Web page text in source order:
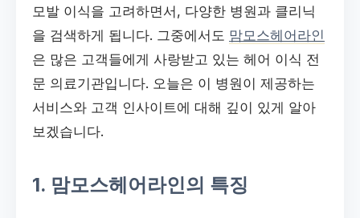
모발 이식을 고려하면서, 다양한 병원과 클리닉
을 검색하게 됩니다. 그중에서도 맘모스헤어라인
은 많은 고객들에게 사랑받고 있는 헤어 이식 전
문 의료기관입니다. 오늘은 이 병원이 제공하는
서비스와 고객 인사이트에 대해 깊이 있게 알아
보겠습니다.
1. 맘모스헤어라인의 특징